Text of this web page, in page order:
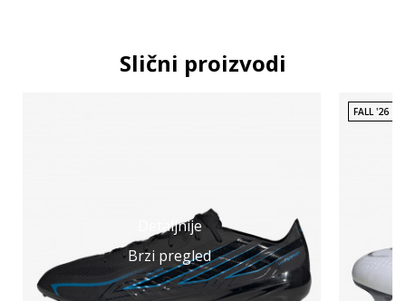
Slični proizvodi
Detaljnije
Brzi pregled
FALL '26